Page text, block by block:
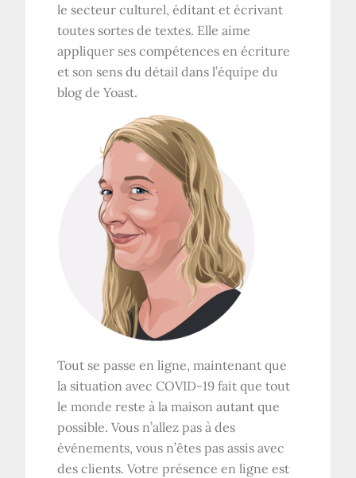
le secteur culturel, éditant et écrivant
toutes sortes de textes. Elle aime
appliquer ses compétences en écriture
et son sens du détail dans l’équipe du
blog de Yoast.
Tout se passe en ligne, maintenant que
la situation avec COVID-19 fait que tout
le monde reste à la maison autant que
possible. Vous n’allez pas à des
événements, vous n’êtes pas assis avec
des clients. Votre présence en ligne est